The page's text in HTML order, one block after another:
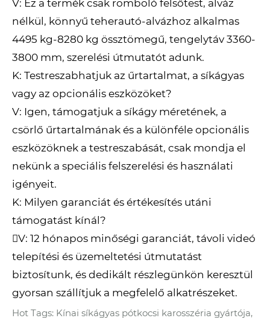
V: Ez a termék csak romboló felsőtest, alváz
nélkül, könnyű teherautó-alvázhoz alkalmas
4495 kg-8280 kg össztömegű, tengelytáv 3360-
3800 mm, szerelési útmutatót adunk.
K: Testreszabhatjuk az űrtartalmat, a síkágyas
vagy az opcionális eszközöket?
V: Igen, támogatjuk a síkágy méretének, a
csörlő űrtartalmának és a különféle opcionális
eszközöknek a testreszabását, csak mondja el
nekünk a speciális felszerelési és használati
igényeit.
K: Milyen garanciát és értékesítés utáni
támogatást kínál?
V: 12 hónapos minőségi garanciát, távoli videó
telepítési és üzemeltetési útmutatást
biztosítunk, és dedikált részlegünkön keresztül
gyorsan szállítjuk a megfelelő alkatrészeket.
Hot Tags: Kínai síkágyas pótkocsi karosszéria gyártója,